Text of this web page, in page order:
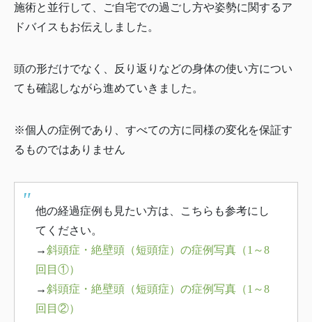
施術と並行して、ご自宅での過ごし方や姿勢に関するア
ドバイスもお伝えしました。
頭の形だけでなく、反り返りなどの身体の使い方につい
ても確認しながら進めていきました。
※個人の症例であり、すべての方に同様の変化を保証す
るものではありません
他の経過症例も見たい方は、こちらも参考にし
てください。
→斜頭症・絶壁頭（短頭症）の症例写真（1～8
回目①）
→斜頭症・絶壁頭（短頭症）の症例写真（1～8
回目②）